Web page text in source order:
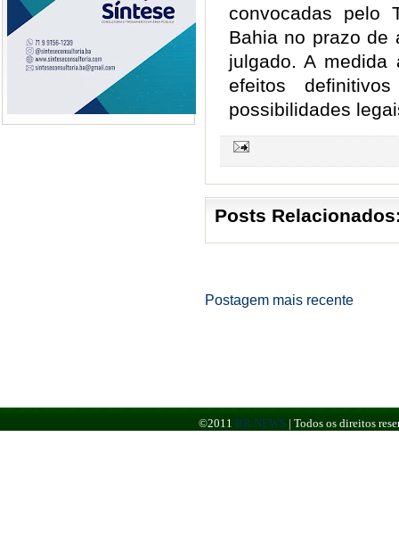
convocadas pelo
Bahia no prazo de
julgado. A
efeitos
possibilidades
Posts
Postagem mais recente
©2011 BR NEWS | Todos os direitos